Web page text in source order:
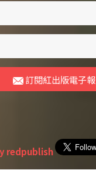
訂閱紅出版電子報
redpublish